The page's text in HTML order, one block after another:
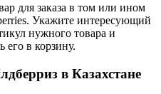
для заказа в том или ином
Укажите интересующий
нужного товара и
его в корзину.
в Казахстане